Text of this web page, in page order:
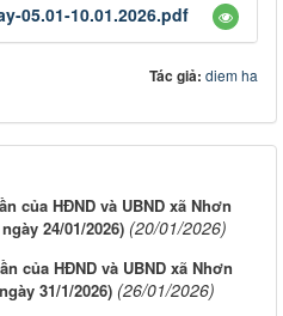
05.01-10.01.2026.pdf
Tác giả: diem ha
của HĐND và UBND xã Nhơn
24/01/2026) (20/01/2026)
của HĐND và UBND xã Nhơn
31/1/2026) (26/01/2026)